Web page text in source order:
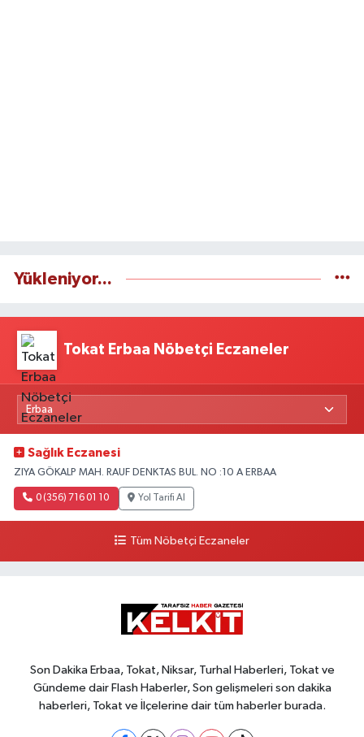
Yükleniyor...
Tokat Erbaa Nöbetçi Eczaneler
Sağlık Eczanesi
ZIYA GÖKALP MAH. RAUF DENKTAS BUL. NO :10 A ERBAA
0 (356) 716 01 10 Yol Tarifi Al
Tüm Nöbetçi Eczaneler
Son Dakika Erbaa, Tokat, Niksar, Turhal Haberleri, Tokat ve
Gündeme dair Flash Haberler, Son gelişmeleri son dakika
haberleri, Tokat ve İlçelerine dair tüm haberler burada.